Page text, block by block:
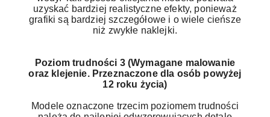
uzyskać bardziej realistyczne efekty, ponieważ
grafiki są bardziej szczegółowe i o wiele cieńsze
niż zwykłe naklejki.
Poziom trudności 3 (Wymagane malowanie
oraz klejenie. Przeznaczone dla osób powyżej
12 roku życia)
Modele oznaczone trzecim poziomem trudności